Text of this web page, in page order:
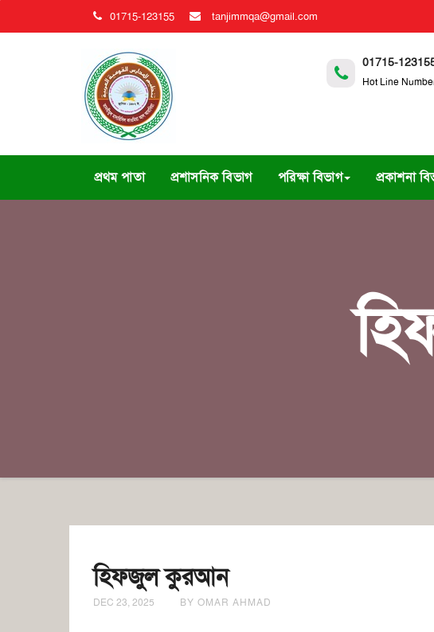
01715-123155 tanjimmqa@gmail.com
01715-
Hot Line
প্রথম পাতা প্রশাসনিক বিভাগ পরিক্ষা বিভাগ প্রকাশনা
হিফজুল কুরআন
DEC 23, 2025 BY OMAR AHMAD